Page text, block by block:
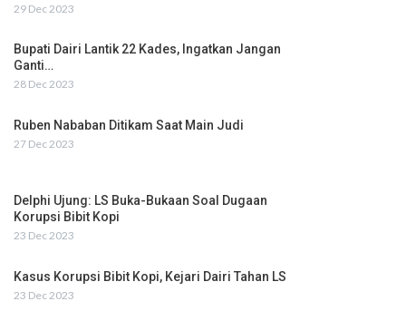
29 Dec 2023
Bupati Dairi Lantik 22 Kades, Ingatkan Jangan
Ganti…
28 Dec 2023
Ruben Nababan Ditikam Saat Main Judi
27 Dec 2023
Delphi Ujung: LS Buka-Bukaan Soal Dugaan
Korupsi Bibit Kopi
23 Dec 2023
Kasus Korupsi Bibit Kopi, Kejari Dairi Tahan LS
23 Dec 2023